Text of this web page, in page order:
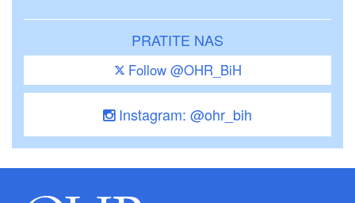
PRATITE NAS
Follow @OHR_BiH
Instagram: @ohr_bih